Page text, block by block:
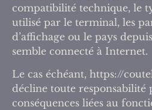
compatibilité technique, le
utilisé par le terminal, les
d’affichage ou le pays
semble connecté à Internet.
Le cas échéant, https://
décline toute responsabilité
conséquences liées au